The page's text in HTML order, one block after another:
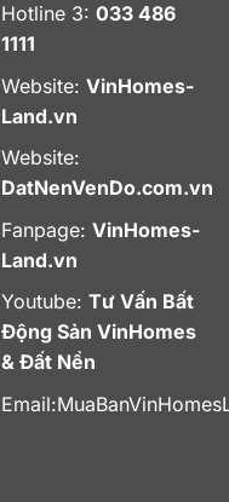
Hotline 3: 033 486
1111
Website: VinHomes-
Land.vn
Website:
DatNenVenDo.com.vn
Fanpage: VinHomes-
Land.vn
Youtube: Tư Vấn Bất
Động Sản VinHomes
& Đất Nền
Email: